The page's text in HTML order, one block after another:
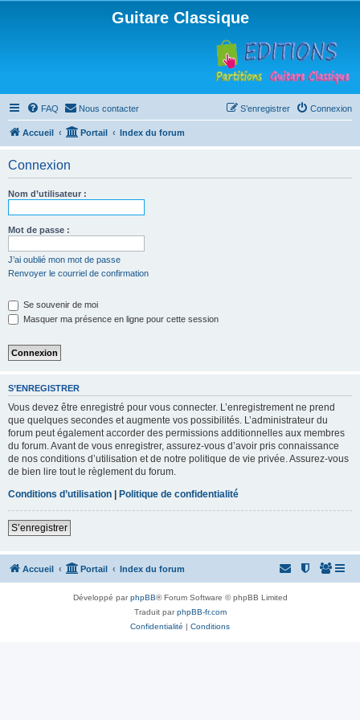
Guitare Classique
FAQ Nous contacter Connexion
S’enregistrer
Accueil Portail Index du forum
Connexion
Nom d’utilisateur :
Mot de passe :
J’ai oublié mon mot de passe
Renvoyer le courriel de confirmation
Se souvenir de moi
Masquer ma présence en ligne pour cette session
S’ENREGISTRER
Vous devez être enregistré pour vous connecter. L’enregistrement ne prend
que quelques secondes et augmente vos possibilités. L’administrateur du
forum peut également accorder des permissions additionnelles aux membres
du forum. Avant de vous enregistrer, assurez-vous d’avoir pris connaissance
de nos conditions d’utilisation et de notre politique de vie privée. Assurez-vous
de bien lire tout le règlement du forum.
Conditions d’utilisation | Politique de confidentialité
S’enregistrer
Accueil Portail Index du forum
Développé parphpBB® Forum Software © phpBB Limited
Traduit parphpBB-fr.com
Confidentialité | Conditions